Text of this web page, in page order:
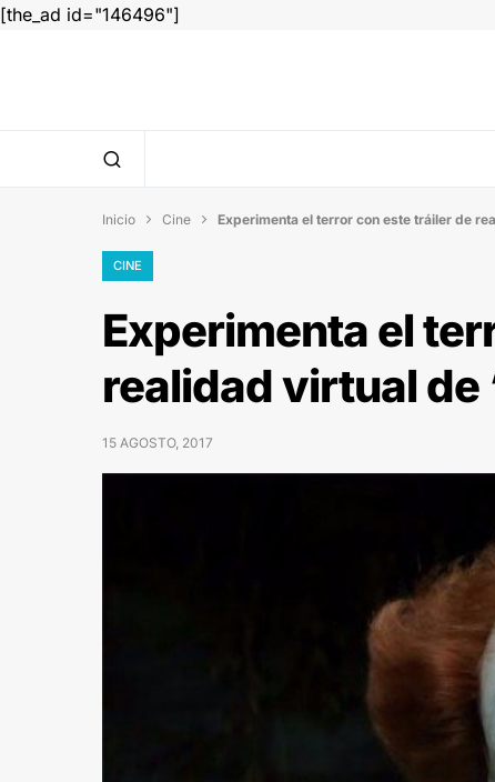
[the_ad id="146496"]
Inicio  Cine  Experimenta el terror con este tráiler de
CINE
Experimenta el
realidad virtual de
15 AGOSTO, 2017